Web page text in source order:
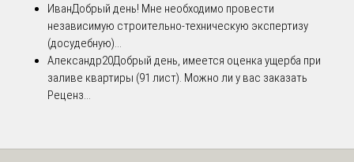
ИванДобрый день! Мне необходимо провести
независимую строительно-техническую экспертизу
(досудебную)...
Александр20Добрый день, имеется оценка ущерба при
заливе квартиры (91 лист). Можно ли у вас заказать
Реценз...